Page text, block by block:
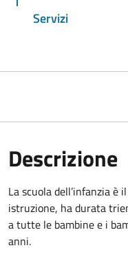
Servizi
Descrizione
La scuola dell’infanzia è
istruzione, ha durata
a tutte le bambine e i
anni.